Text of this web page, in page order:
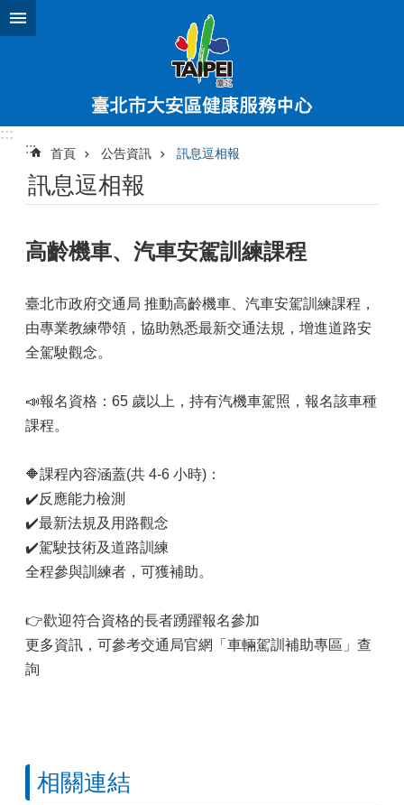
跳到主要內容區塊
:::
:::
首頁 公告資訊 訊息逗相報
訊息逗相報
高齡機車、汽車安駕訓練課程
臺北市政府交通局 推動高齡機車、汽車安駕訓練課程，
由專業教練帶領，協助熟悉最新交通法規，增進道路安
全駕駛觀念。
📣報名資格：65 歲以上，持有汽機車駕照，報名該車種
課程。
🔶課程內容涵蓋(共 4-6 小時)：
✔️反應能力檢測
✔️最新法規及用路觀念
✔️駕駛技術及道路訓練
全程參與訓練者，可獲補助。
👉歡迎符合資格的長者踴躍報名參加
更多資訊，可參考交通局官網「車輛駕訓補助專區」查
詢
相關連結